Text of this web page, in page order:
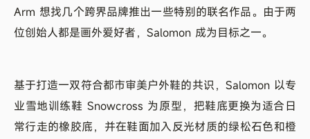
Arm 想找几个跨界品牌推出一些特别的联名作品。由于两
位创始人都是画外爱好者，Salomon 成为目标之一。
基于打造一双符合都市审美户外鞋的共识，Salomon 以专
业雪地训练鞋 Snowcross 为原型，把鞋底更换为适合日
常行走的橡胶底，并在鞋面加入反光材质的绿松石色和橙